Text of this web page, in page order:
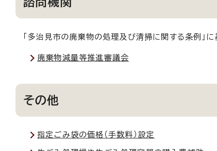
「多治見市の廃棄物の処理及び清掃に関する条例」に
廃棄物減量等推進審議会
その他
指定ごみ袋の価格（手数料）設定